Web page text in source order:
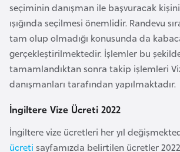
seçiminin danışman ile başvuracak
ışığında seçilmesi önemlidir. Randevu
tam olup olmadığı konusunda da
gerçekleştirilmektedir. İşlemler bu
tamamlandıktan sonra takip işlemleri
danışmanları tarafından yapılmaktadır.
İngiltere Vize Ücreti 2022
İngiltere vize ücretleri her yıl
ücreti sayfamızda belirtilen ücretler 2022
B
u
l
g
a
i
s
t